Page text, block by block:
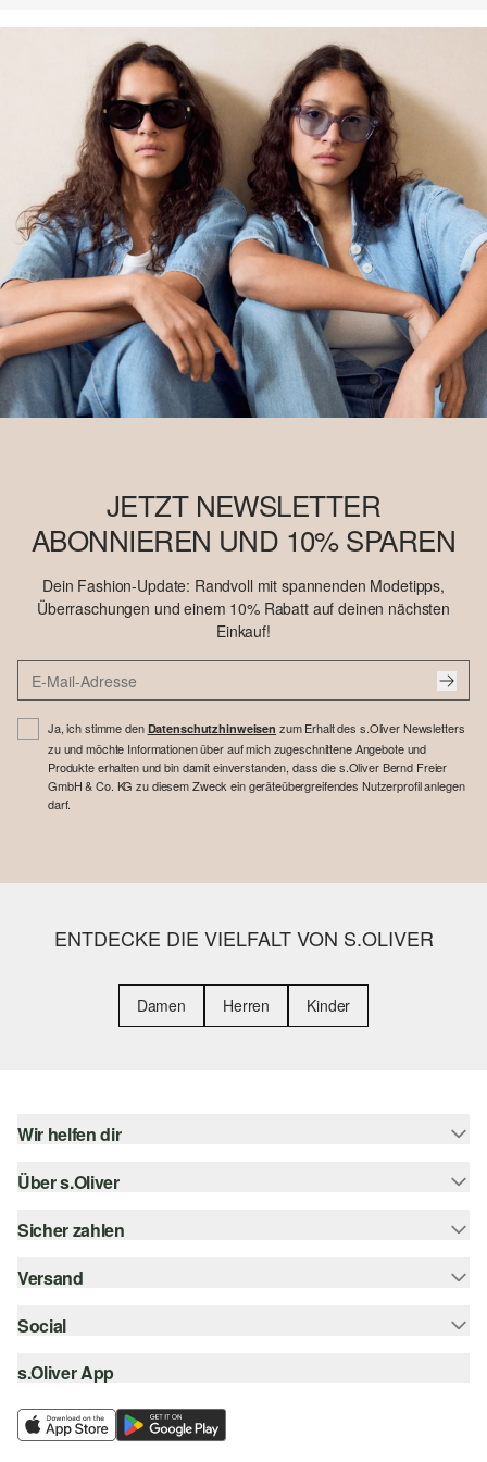
JETZT NEWSLETTER
ABONNIEREN UND 10% SPAREN
Dein Fashion-Update: Randvoll mit spannenden Modetipps,
Überraschungen und einem 10% Rabatt auf deinen nächsten
Einkauf!
Ja, ich stimme den Datenschutzhinweisen zum Erhalt des s.Oliver Newsletters
zu und möchte Informationen über auf mich zugeschnittene Angebote und
Produkte erhalten und bin damit einverstanden, dass die s.Oliver Bernd Freier
GmbH & Co. KG zu diesem Zweck ein geräteübergreifendes Nutzerprofil anlegen
darf.
ENTDECKE DIE VIELFALT VON S.OLIVER
Damen Herren Kinder
Wir helfen dir
Hilfe & FAQ
Über s.Oliver
Newsletter
Career
Wunschliste
Sicher zahlen
Rechnung
SSL-Verschlüsselung
Versand
Sendungsverfolgung
Post AT
Social
instagram
facebook
s.Oliver App